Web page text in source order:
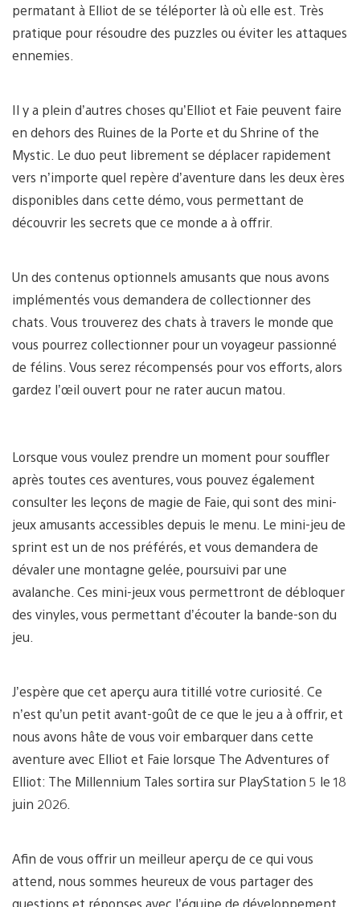
permatant à Elliot de se téléporter là où elle est. Très
pratique pour résoudre des puzzles ou éviter les attaques
ennemies.
Il y a plein d’autres choses qu’Elliot et Faie peuvent faire
en dehors des Ruines de la Porte et du Shrine of the
Mystic. Le duo peut librement se déplacer rapidement
vers n’importe quel repère d’aventure dans les deux ères
disponibles dans cette démo, vous permettant de
découvrir les secrets que ce monde a à offrir.
Un des contenus optionnels amusants que nous avons
implémentés vous demandera de collectionner des
chats. Vous trouverez des chats à travers le monde que
vous pourrez collectionner pour un voyageur passionné
de félins. Vous serez récompensés pour vos efforts, alors
gardez l’œil ouvert pour ne rater aucun matou.
Lorsque vous voulez prendre un moment pour souffler
après toutes ces aventures, vous pouvez également
consulter les leçons de magie de Faie, qui sont des mini-
jeux amusants accessibles depuis le menu. Le mini-jeu de
sprint est un de nos préférés, et vous demandera de
dévaler une montagne gelée, poursuivi par une
avalanche. Ces mini-jeux vous permettront de débloquer
des vinyles, vous permettant d’écouter la bande-son du
jeu.
J’espère que cet aperçu aura titillé votre curiosité. Ce
n’est qu’un petit avant-goût de ce que le jeu a à offrir, et
nous avons hâte de vous voir embarquer dans cette
aventure avec Elliot et Faie lorsque The Adventures of
Elliot: The Millennium Tales sortira sur PlayStation 5 le 18
juin 2026.
Afin de vous offrir un meilleur aperçu de ce qui vous
attend, nous sommes heureux de vous partager des
questions et réponses avec l’équipe de développement.